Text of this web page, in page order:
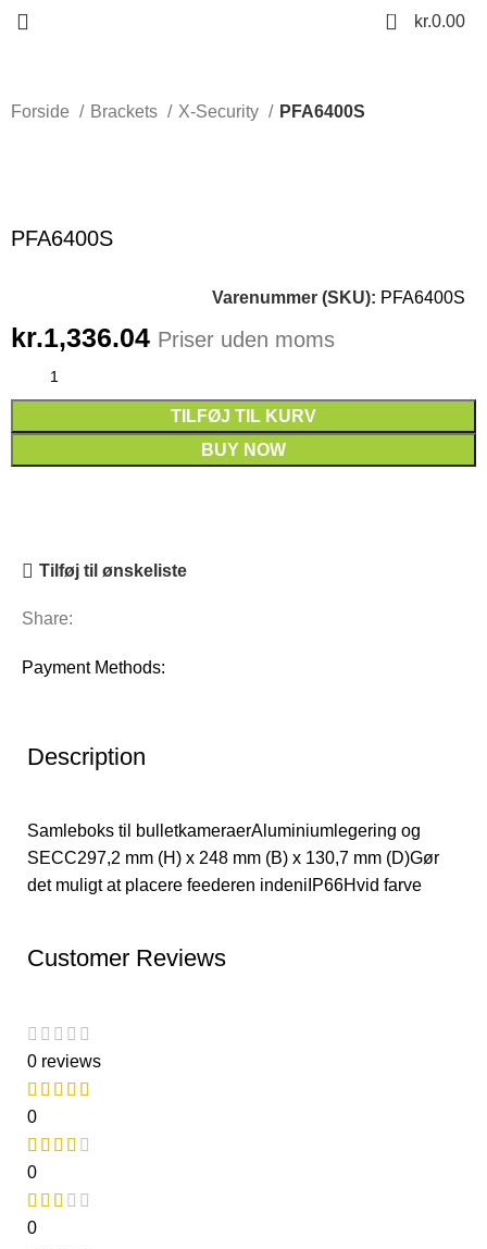
0 kr.0.00
Forside Brackets X-Security PFA6400S
PFA6400S
Varenummer (SKU): PFA6400S
kr.1,336.04 Priser uden moms
TILFØJ TIL KURV
BUY NOW
Tilføj til ønskeliste
Share:
Payment Methods:
Description
Samleboks til bulletkameraerAluminiumlegering og
SECC297,2 mm (H) x 248 mm (B) x 130,7 mm (D)Gør
det muligt at placere feederen indeniIP66Hvid farve
Customer Reviews
0 reviews
0
0
0